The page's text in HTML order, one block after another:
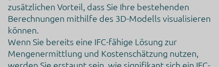
zusätzlichen Vorteil, dass Sie Ihre bestehenden
Berechnungen mithilfe des 3D-Modells visualisieren
können.
Wenn Sie bereits eine IFC-fähige Lösung zur
Mengenermittlung und Kostenschätzung nutzen,
werden Sie erstaunt sein, wie signifikant sich ein IFC-
Datenverarbeiters zu lesen
https://policies.google.com/privacy?hl=en
Klicken Sie hier, um auf allen Domains des verarbeitenden
Unternehmens zu widerrufen
https://safety.google/privacy/privacy-controls/